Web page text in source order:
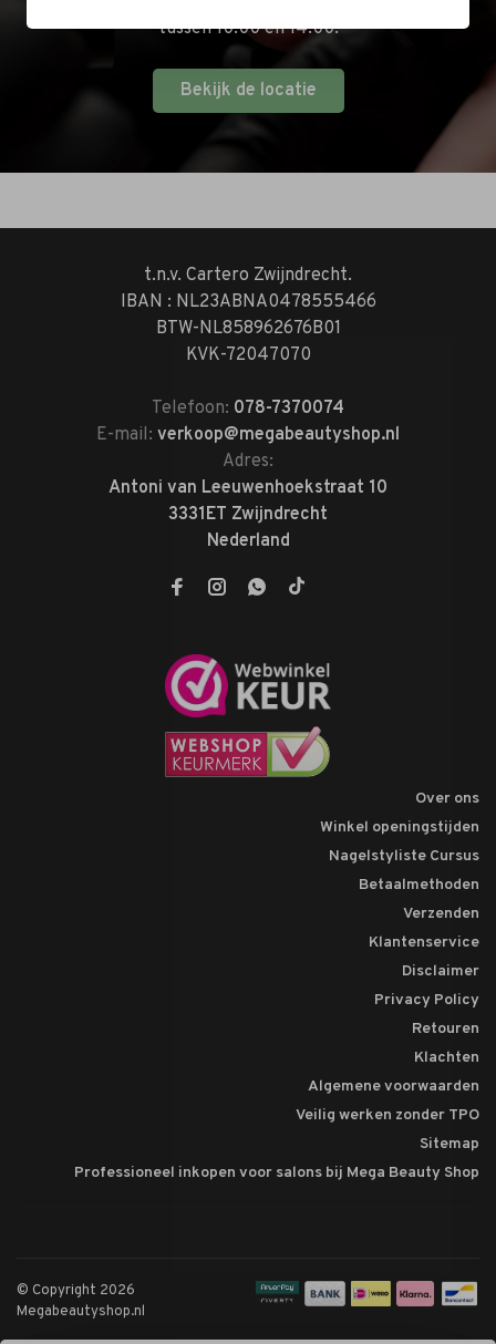
tussen 10:00 en 14:00.
Bekijk de locatie
t.n.v. Cartero Zwijndrecht.
IBAN : NL23ABNA0478555466
BTW-NL858962676B01
KVK-72047070
Telefoon: 078-7370074
E-mail: verkoop@megabeautyshop.nl
Adres:
Antoni van Leeuwenhoekstraat 10
3331ET Zwijndrecht
Nederland
Over ons
Winkel openingstijden
Nagelstyliste Cursus
Betaalmethoden
Verzenden
Klantenservice
Disclaimer
Privacy Policy
Retouren
Klachten
Algemene voorwaarden
Veilig werken zonder TPO
Sitemap
Professioneel inkopen voor salons bij Mega Beauty Shop
© Copyright 2026
Megabeautyshop.nl